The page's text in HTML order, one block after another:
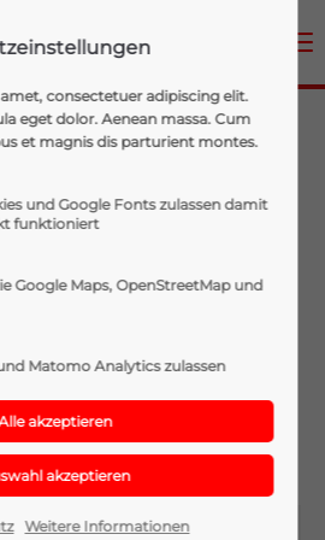
zu einem Einsatz
alarmiert. Ein Auto
auf die Böschung
Fahrerseite liegen geblieben.
Auto wieder auf und reinigte
consectetuer adipiscing elit.
eget dolor. Aenean massa. Cum
et magnis dis parturient montes.
und Google Fonts zulassen damit
funktioniert
Google Maps, OpenStreetMap und
Matomo Analytics zulassen
Weitere Informationen